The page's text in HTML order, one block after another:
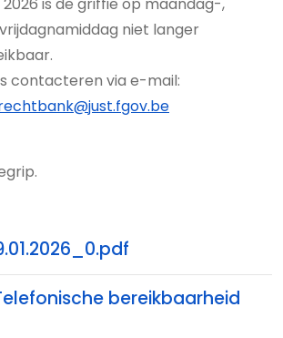
niet langer
contacteren via e-mail:
bereikbaarheid